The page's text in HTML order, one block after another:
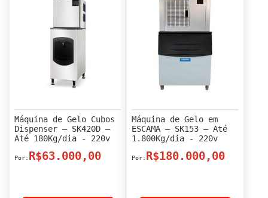
Máquina de Gelo Cubos
Dispenser – SK420D –
Até 180Kg/dia - 220v
R$63.000,00
Máquina de Gelo em
ESCAMA – SK153 – Até
1.800Kg/dia - 220v
R$180.000,00